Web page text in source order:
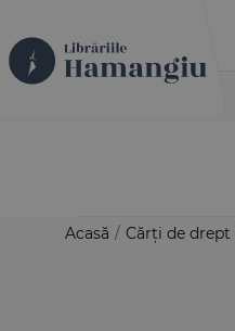
Acasă / Cărți de drept